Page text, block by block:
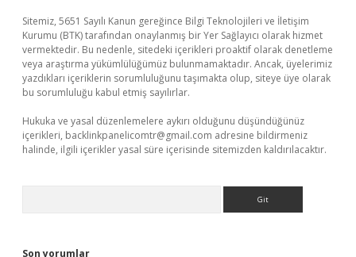
Sitemiz, 5651 Sayılı Kanun gereğince Bilgi Teknolojileri ve İletişim
Kurumu (BTK) tarafından onaylanmış bir Yer Sağlayıcı olarak hizmet
vermektedir. Bu nedenle, sitedeki içerikleri proaktif olarak denetleme
veya araştırma yükümlülüğümüz bulunmamaktadır. Ancak, üyelerimiz
yazdıkları içeriklerin sorumluluğunu taşımakta olup, siteye üye olarak
bu sorumluluğu kabul etmiş sayılırlar.
Hukuka ve yasal düzenlemelere aykırı olduğunu düşündüğünüz
içerikleri, backlinkpanelicomtr@gmail.com adresine bildirmeniz
halinde, ilgili içerikler yasal süre içerisinde sitemizden kaldırılacaktır.
Son yorumlar